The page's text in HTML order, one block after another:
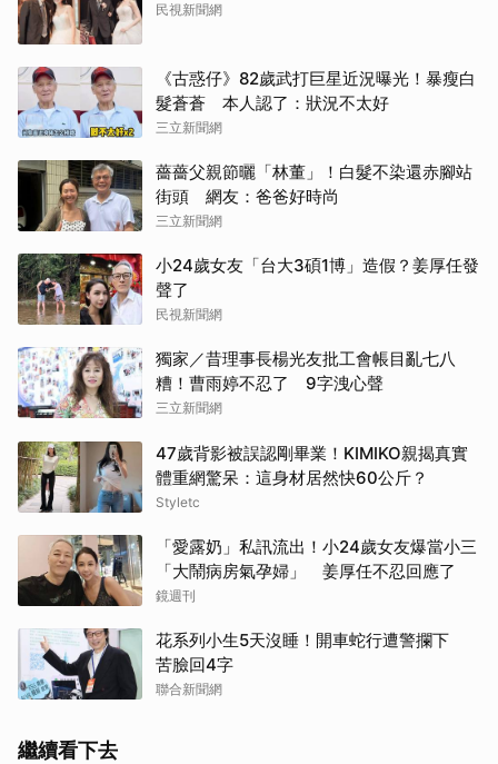
民視新聞網
《古惑仔》82歲武打巨星近況曝光！暴瘦白
髮蒼蒼 本人認了：狀況不太好
三立新聞網
薔薔父親節曬「林董」！白髮不染還赤腳站
街頭 網友：爸爸好時尚
三立新聞網
小24歲女友「台大3碩1博」造假？姜厚任發
聲了
民視新聞網
獨家／昔理事長楊光友批工會帳目亂七八
糟！曹雨婷不忍了 9字洩心聲
三立新聞網
47歲背影被誤認剛畢業！KIMIKO親揭真實
體重網驚呆：這身材居然快60公斤？
Styletc
「愛露奶」私訊流出！小24歲女友爆當小三
「大鬧病房氣孕婦」 姜厚任不忍回應了
鏡週刊
花系列小生5天沒睡！開車蛇行遭警攔下
苦臉回4字
聯合新聞網
繼續看下去